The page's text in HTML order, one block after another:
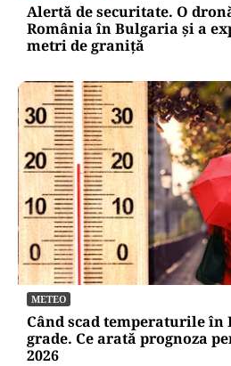
Alertă de securitate. O
România în Bulgaria şi a
metri de graniţă
METEO
Când scad temperaturile în
grade. Ce arată prognoza
2026